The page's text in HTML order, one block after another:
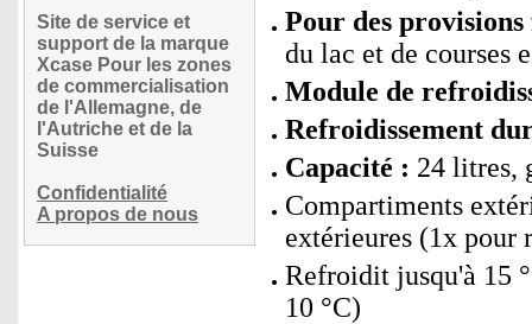
Site de service et
support de la marque
Xcase Pour les zones
de commercialisation
de l'Allemagne, de
l'Autriche et de la
Suisse
Confidentialité
A propos de nous
Pour des
du lac et de courses
Module de
Refroidissement
Capacité : 24 litres,
Compartiments
extérieures (1x pour
Refroidit jusqu'à 15
10 °C)